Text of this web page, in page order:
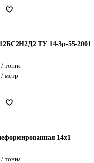
ТУ 14-3р-55-2001
/ тонна
/ метр
14х1
/ тонна